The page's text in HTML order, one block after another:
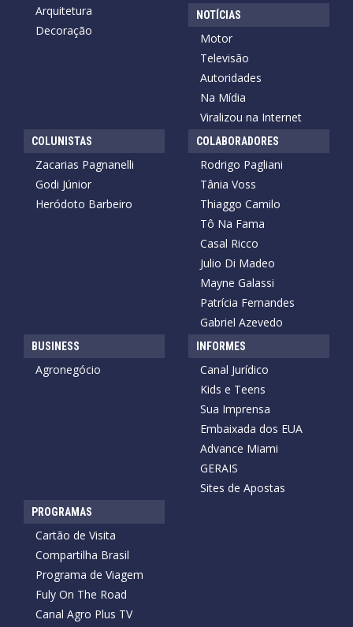
Arquitetura
Decoração
NOTÍCIAS
Motor
Televisão
Autoridades
Na Mídia
Viralizou na Internet
COLUNISTAS
Zacarias Pagnanelli
Godi Júnior
Heródoto Barbeiro
COLABORADORES
Rodrigo Pagliani
Tânia Voss
Thiaggo Camilo
Tô Na Fama
Casal Ricco
Julio Di Madeo
Mayne Galassi
Patrícia Fernandes
Gabriel Azevedo
BUSINESS
Agronegócio
INFORMES
Canal Jurídico
Kids e Teens
Sua Imprensa
Embaixada dos EUA
Advance Miami
GERAIS
Sites de Apostas
PROGRAMAS
Cartão de Visita
Compartilha Brasil
Programa de Viagem
Fuly On The Road
Canal Agro Plus TV